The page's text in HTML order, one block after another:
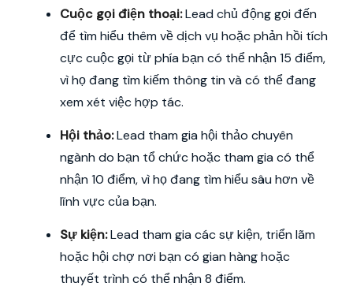
Cuộc gọi điện thoại:Lead chủ động gọi đến
để tìm hiểu thêm về dịch vụ hoặc phản hồi tích
cực cuộc gọi từ phía bạn có thể nhận 15 điểm,
vì họ đang tìm kiếm thông tin và có thể đang
xem xét việc hợp tác.
Hội thảo:Lead tham gia hội thảo chuyên
ngành do bạn tổ chức hoặc tham gia có thể
nhận 10 điểm, vì họ đang tìm hiểu sâu hơn về
lĩnh vực của bạn.
Sự kiện:Lead tham gia các sự kiện, triển lãm
hoặc hội chợ nơi bạn có gian hàng hoặc
thuyết trình có thể nhận 8 điểm.